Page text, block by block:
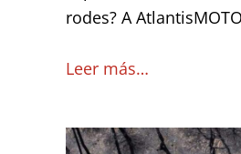
rodes? A
Leer más…
Rutes